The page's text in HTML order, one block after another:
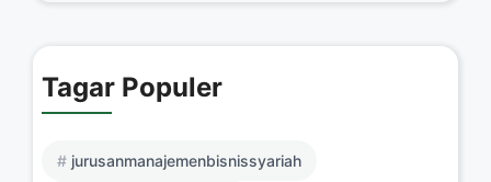
Tagar Populer
jurusanmanajemenbisnissyariah